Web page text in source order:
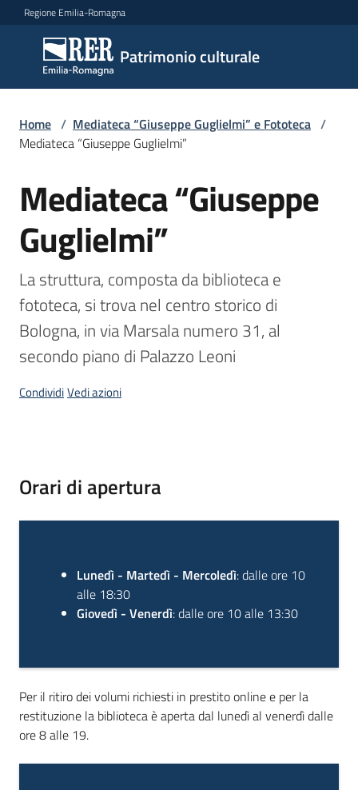
Vai al contenuto
Vai alla navigazione
Vai al footer
Regione Emilia-Romagna
Patrimonio culturale
Patrimonio
culturale
Argomenti
Novità
Servizi
Leggi
Atti
Bandi
Piani
Guglielmi
Menu selezionato
Home / Mediateca “Giuseppe Guglielmi” e Fototeca /
Mediateca “Giuseppe Guglielmi”
Salta al contenuto
Mediateca “Giuseppe
Guglielmi”
La struttura, composta da biblioteca e
fototeca, si trova nel centro storico di
Bologna, in via Marsala numero 31, al
secondo piano di Palazzo Leoni
CondividiVedi azioni
Descrizione
Orari di apertura
Lunedì - Martedì - Mercoledì: dalle ore 10
alle 18:30
Giovedì - Venerdì: dalle ore 10 alle 13:30
Per il ritiro dei volumi richiesti in prestito online e per la
restituzione la biblioteca è aperta dal lunedì al venerdì dalle
ore 8 alle 19.